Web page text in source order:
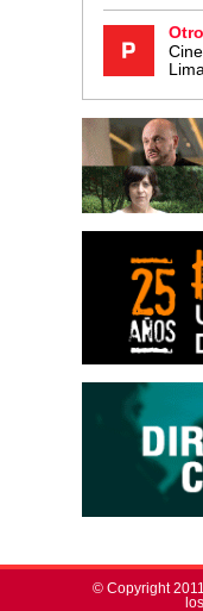
© Copyright